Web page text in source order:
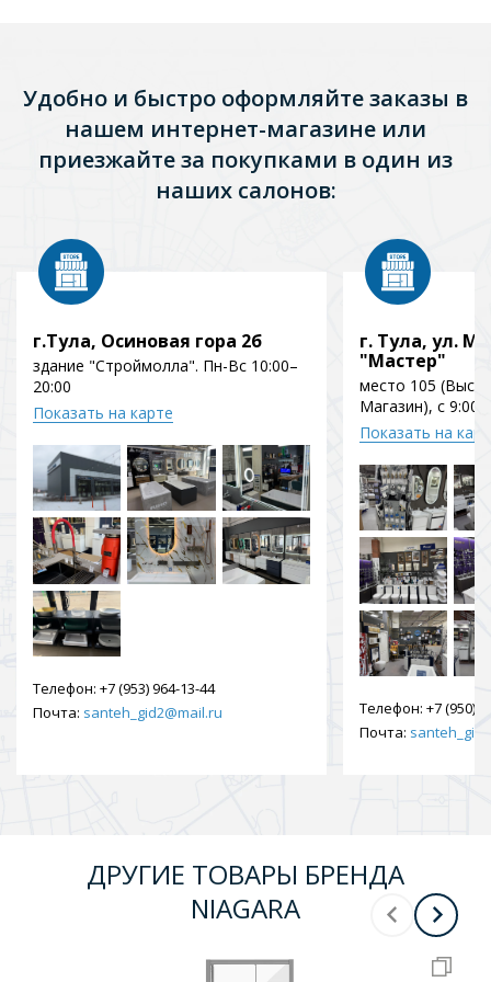
Удобно и быстро оформляйте заказы в
нашем интернет-магазине или
приезжайте за покупками в один из
наших салонов:
г.Тула, Осиновая гора 2б
здание "Строймолла". Пн-Вс 10:00–
20:00
Показать на карте
Телефон: +7 (953) 964-13-44
Почта: santeh_gid2@mail.ru
г. Тула, ул.
"Мастер"
место 105
Магазин), с 9:00
Показать на
Телефон: +7 (950)
Почта:
ДРУГИЕ ТОВАРЫ БРЕНДА
NIAGARA